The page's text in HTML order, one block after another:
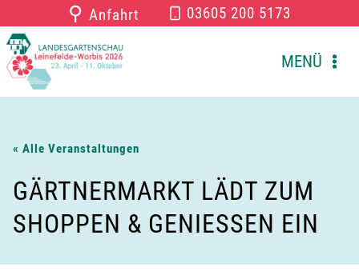
Inhalt
springen
⚲ Anfahrt 03605 200 5173
MENÜ
« Alle Veranstaltungen
GÄRTNERMARKT LÄDT ZUM
SHOPPEN & GENIESSEN EIN